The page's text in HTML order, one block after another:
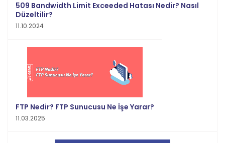
509 Bandwidth Limit Exceeded Hatası Nedir? Nasıl
Düzeltilir?
11.10.2024
FTP Nedir? FTP Sunucusu Ne İşe Yarar?
11.03.2025